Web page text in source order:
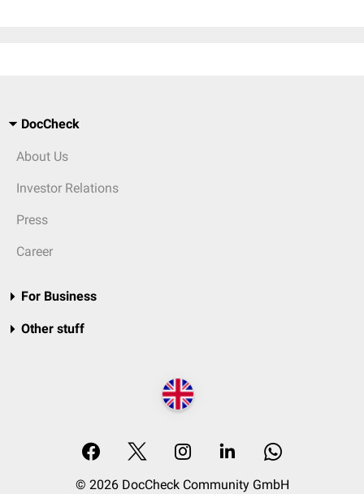
DocCheck
About Us
Investor Relations
Press
Career
For Business
Other stuff
© 2026 DocCheck Community GmbH